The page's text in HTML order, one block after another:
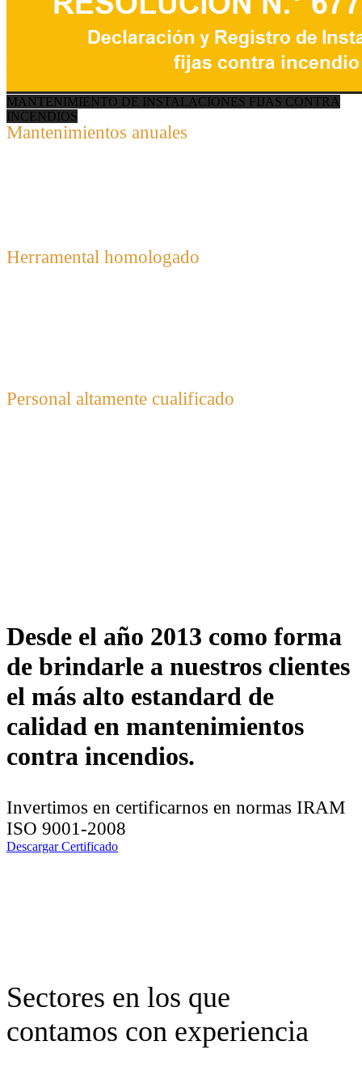
MANTENIMIENTO DE INSTALACIONES FIJAS CONTRA
INCENDIOS
Mantenimientos anuales
Herramental homologado
Personal altamente cualificado
Desde el año 2013 como forma
de brindarle a nuestros clientes
el más alto estandard de
calidad en mantenimientos
contra incendios.
Invertimos en certificarnos en normas IRAM
ISO 9001-2008
Descargar Certificado
Sectores en los que
contamos con experiencia